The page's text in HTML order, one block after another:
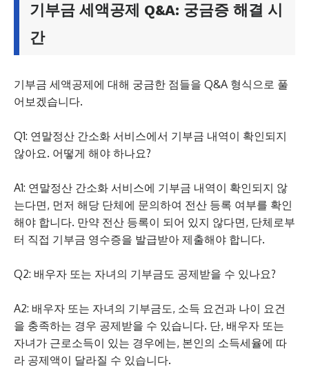
기부금 세액공제 Q&A: 궁금증 해결 시
간
기부금 세액공제에 대해 궁금한 점들을 Q&A 형식으로 풀
어보겠습니다.
Q1: 연말정산 간소화 서비스에서 기부금 내역이 확인되지
않아요. 어떻게 해야 하나요?
A1: 연말정산 간소화 서비스에 기부금 내역이 확인되지 않
는다면, 먼저 해당 단체에 문의하여 전산 등록 여부를 확인
해야 합니다. 만약 전산 등록이 되어 있지 않다면, 단체로부
터 직접 기부금 영수증을 발급받아 제출해야 합니다.
Q2: 배우자 또는 자녀의 기부금도 공제받을 수 있나요?
A2: 배우자 또는 자녀의 기부금도, 소득 요건과 나이 요건
을 충족하는 경우 공제받을 수 있습니다. 단, 배우자 또는
자녀가 근로소득이 있는 경우에는, 본인의 소득세율에 따
라 공제액이 달라질 수 있습니다.